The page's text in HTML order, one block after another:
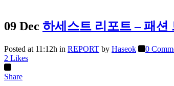
09 Dec 하세스트 리포트 – 패션
Posted at 11:12h in REPORT by Haseok
0
2 Likes
Share